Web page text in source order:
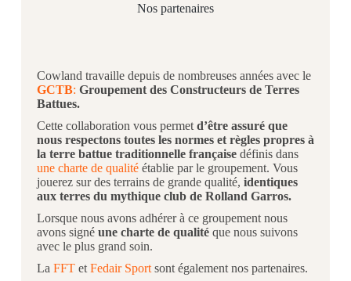
Nos partenaires
Cowland travaille depuis de nombreuses années avec le
GCTB: Groupement des Constructeurs de Terres
Battues.
Cette collaboration vous permet d’être assuré que
nous respectons toutes les normes et règles propres à
la terre battue traditionnelle françaisedéfinis dans
une charte de qualité établie par le groupement. Vous
jouerez sur des terrains de grande qualité, identiques
aux terres du mythique club de Rolland Garros.
Lorsque nous avons adhérer à ce groupement nous
avons signé une charte de qualitéque nous suivons
avec le plus grand soin.
La FFT et Fedair Sportsont également nos partenaires.